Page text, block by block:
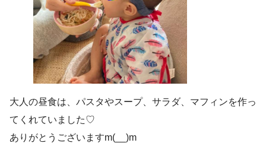
大人の昼食は、パスタやスープ、サラダ、マフィンを作っ
てくれていました♡
ありがとうございますm(__)m